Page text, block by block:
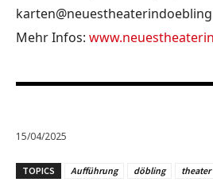
Mehr Infos:
15/04/2025
TOPICS Aufführung döbling theater